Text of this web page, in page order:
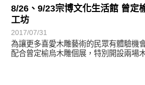
8/26、9/23宗博文化生活館 曾定
工坊
2017/07/31
為讓更多喜愛木雕藝術的民眾有體驗機
配合曾定榆烏木雕個展，特別開設兩場